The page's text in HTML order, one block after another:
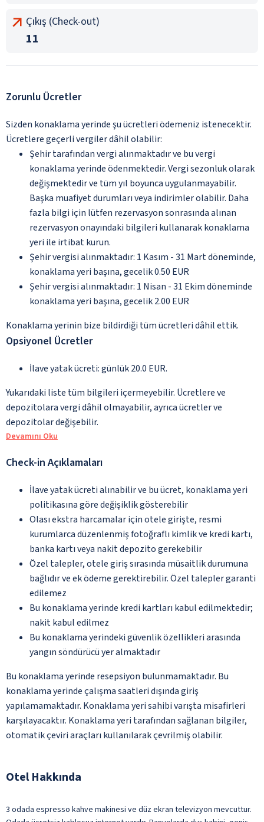
Çıkış (Check-out)
11
Zorunlu Ücretler
Sizden konaklama yerinde şu ücretleri ödemeniz istenecektir.
Ücretlere geçerli vergiler dâhil olabilir:
Şehir tarafından vergi alınmaktadır ve bu vergi
konaklama yerinde ödenmektedir. Vergi sezonluk olarak
değişmektedir ve tüm yıl boyunca uygulanmayabilir.
Başka muafiyet durumları veya indirimler olabilir. Daha
fazla bilgi için lütfen rezervasyon sonrasında alınan
rezervasyon onayındaki bilgileri kullanarak konaklama
yeri ile irtibat kurun.
Şehir vergisi alınmaktadır: 1 Kasım - 31 Mart döneminde,
konaklama yeri başına, gecelik 0.50 EUR
Şehir vergisi alınmaktadır: 1 Nisan - 31 Ekim döneminde
konaklama yeri başına, gecelik 2.00 EUR
Konaklama yerinin bize bildirdiği tüm ücretleri dâhil ettik.
Opsiyonel Ücretler
İlave yatak ücreti: günlük 20.0 EUR.
Yukarıdaki liste tüm bilgileri içermeyebilir. Ücretlere ve
depozitolara vergi dâhil olmayabilir, ayrıca ücretler ve
depozitolar değişebilir.
Devamını Oku
Check-in Açıklamaları
İlave yatak ücreti alınabilir ve bu ücret, konaklama yeri
politikasına göre değişiklik gösterebilir
Olası ekstra harcamalar için otele girişte, resmi
kurumlarca düzenlenmiş fotoğraflı kimlik ve kredi kartı,
banka kartı veya nakit depozito gerekebilir
Özel talepler, otele giriş sırasında müsaitlik durumuna
bağlıdır ve ek ödeme gerektirebilir. Özel talepler garanti
edilemez
Bu konaklama yerinde kredi kartları kabul edilmektedir;
nakit kabul edilmez
Bu konaklama yerindeki güvenlik özellikleri arasında
yangın söndürücü yer almaktadır
Bu konaklama yerinde resepsiyon bulunmamaktadır. Bu
konaklama yerinde çalışma saatleri dışında giriş
yapılamamaktadır. Konaklama yeri sahibi varışta misafirleri
karşılayacaktır. Konaklama yeri tarafından sağlanan bilgiler,
otomatik çeviri araçları kullanılarak çevrilmiş olabilir.
Otel Hakkında
3 odada espresso kahve makinesi ve düz ekran televizyon mevcuttur.